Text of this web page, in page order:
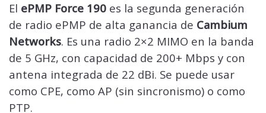
El ePMP Force 190 es la segunda generación
de radio ePMP de alta ganancia de Cambium
Networks. Es una radio 2×2 MIMO en la banda
de 5 GHz, con capacidad de 200+ Mbps y con
antena integrada de 22 dBi. Se puede usar
como CPE, como AP (sin sincronismo) o como
PTP.